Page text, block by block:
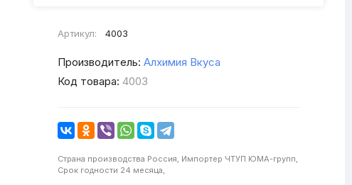
Артикул: 4003
Производитель: Алхимия Вкуса
Код товара: 4003
Страна производства Россия, Импортер ЧТУП ЮМА-групп,
Срок годности 24 месяца,